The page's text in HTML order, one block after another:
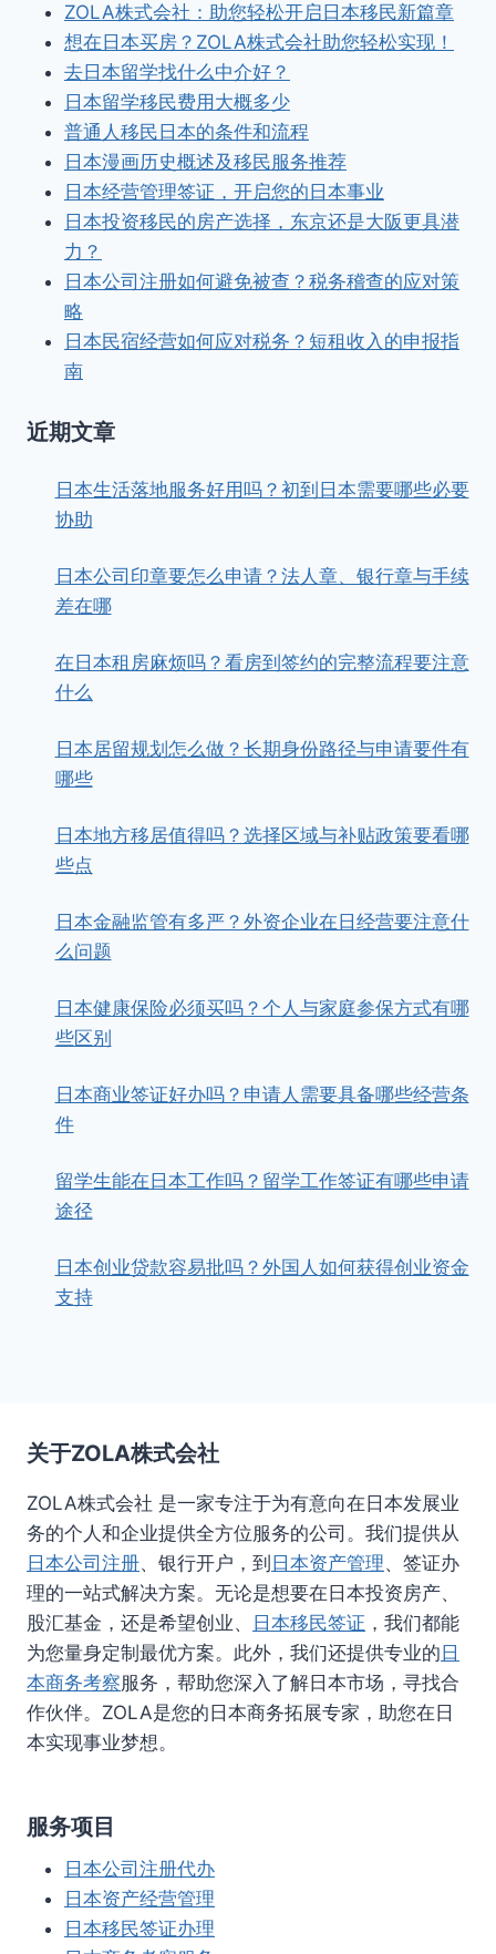
ZOLA株式会社：助您轻松开启日本移民新篇章
想在日本买房？ZOLA株式会社助您轻松实现！
去日本留学找什么中介好？
日本留学移民费用大概多少
普通人移民日本的条件和流程
日本漫画历史概述及移民服务推荐
日本经营管理签证，开启您的日本事业
日本投资移民的房产选择，东京还是大阪更具潜
力？
日本公司注册如何避免被查？税务稽查的应对策
略
日本民宿经营如何应对税务？短租收入的申报指
南
近期文章
日本生活落地服务好用吗？初到日本需要哪些必要
协助
日本公司印章要怎么申请？法人章、银行章与手续
差在哪
在日本租房麻烦吗？看房到签约的完整流程要注意
什么
日本居留规划怎么做？长期身份路径与申请要件有
哪些
日本地方移居值得吗？选择区域与补贴政策要看哪
些点
日本金融监管有多严？外资企业在日经营要注意什
么问题
日本健康保险必须买吗？个人与家庭参保方式有哪
些区别
日本商业签证好办吗？申请人需要具备哪些经营条
件
留学生能在日本工作吗？留学工作签证有哪些申请
途径
日本创业贷款容易批吗？外国人如何获得创业资金
支持
关于ZOLA株式会社
ZOLA株式会社 是一家专注于为有意向在日本发展业
务的个人和企业提供全方位服务的公司。我们提供从
日本公司注册、银行开户，到日本资产管理、签证办
理的一站式解决方案。无论是想要在日本投资房产、
股汇基金，还是希望创业、 日本移民签证 ，我们都能
为您量身定制最优方案。此外，我们还提供专业的日
本商务考察服务，帮助您深入了解日本市场，寻找合
作伙伴。ZOLA是您的日本商务拓展专家，助您在日
本实现事业梦想。
服务项目
日本公司注册代办
日本资产经营管理
日本移民签证办理